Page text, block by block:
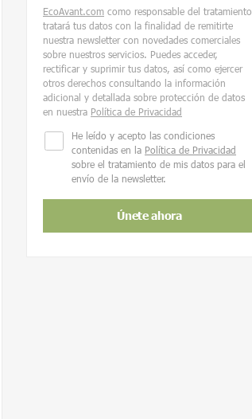
EcoAvant.com como responsable del tratamiento
tratará tus datos con la finalidad de remitirte
nuestra newsletter con novedades comerciales
sobre nuestros servicios. Puedes acceder,
rectificar y suprimir tus datos, así como ejercer
otros derechos consultando la información
adicional y detallada sobre protección de datos
en nuestra Política de Privacidad
He leído y acepto las condiciones
contenidas en la Política de Privacidad
sobre el tratamiento de mis datos para el
envío de la newsletter.